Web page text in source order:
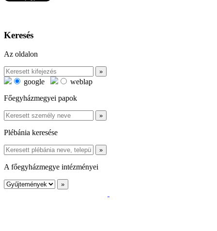
Keresés
Az oldalon
google
weblap
Főegyházmegyei papok
Plébánia keresése
A főegyházmegye intézményei